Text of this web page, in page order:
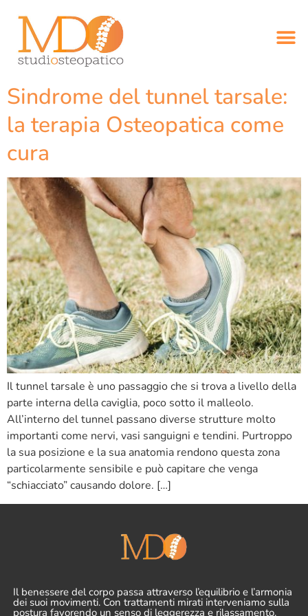
Sindrome del tunnel tarsale:
la terapia Osteopatica come
cura
Il tunnel tarsale è uno passaggio che si trova a livello della
parte interna della caviglia, poco sotto il malleolo.
All’interno del tunnel passano diverse strutture molto
importanti come nervi, vasi sanguigni e tendini. Purtroppo
la sua posizione e la sua anatomia rendono questa zona
particolarmente sensibile e può capitare che venga
“schiacciato” causando dolore. […]
Il benessere del corpo passa attraverso l’equilibrio e l’armonia
dei suoi movimenti. Con trattamenti mirati interveniamo sulla
postura favorendo un senso di leggerezza e rilassamento.